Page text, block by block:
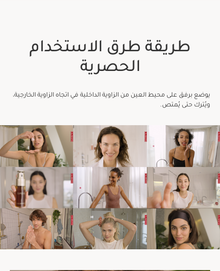
طريقة طرق الاستخدام
الحصرية
يوضع برفق على محيط العين من الزاوية الداخلية في اتجاه الزاوية الخارجية،
ويُترك حتى يُمتص.